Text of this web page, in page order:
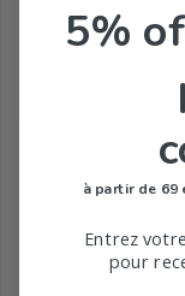
Tous les
Toute la
5%
à partir de 69
Entrez
pour